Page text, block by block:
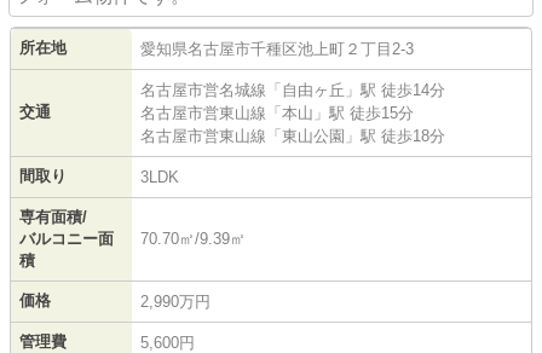
所在地 愛知県名古屋市千種区池上町 ２丁目2-3
交通
名古屋市営名城線 「 自由ヶ丘 」駅 徒歩14分
名古屋市営東山線 「 本山 」駅 徒歩15分
名古屋市営東山線 「 東山公園 」駅 徒歩18分
間取り 3LDK
専有面積/
バルコニー面
積
70.70㎡/9.39㎡
価格 2,990万円
管理費 5,600円